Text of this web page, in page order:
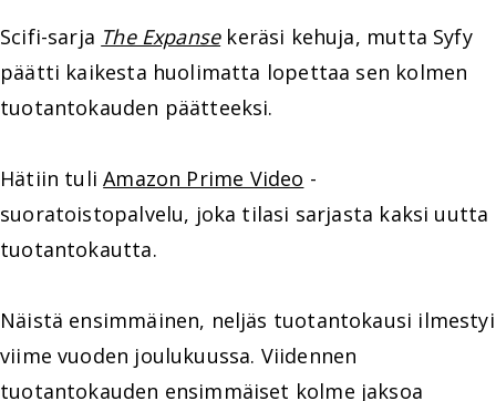
Scifi-sarja The Expansekeräsi kehuja, mutta Syfy
päätti kaikesta huolimatta lopettaa sen kolmen
tuotantokauden päätteeksi.
Hätiin tuliAmazon Prime Video -
suoratoistopalvelu, joka tilasi sarjasta kaksi uutta
tuotantokautta.
Näistä ensimmäinen, neljäs tuotantokausi ilmestyi
viime vuoden joulukuussa. Viidennen
tuotantokauden ensimmäiset kolme jaksoa